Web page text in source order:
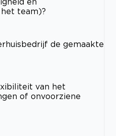
team)?
de gemaakte
van het
of onvoorziene